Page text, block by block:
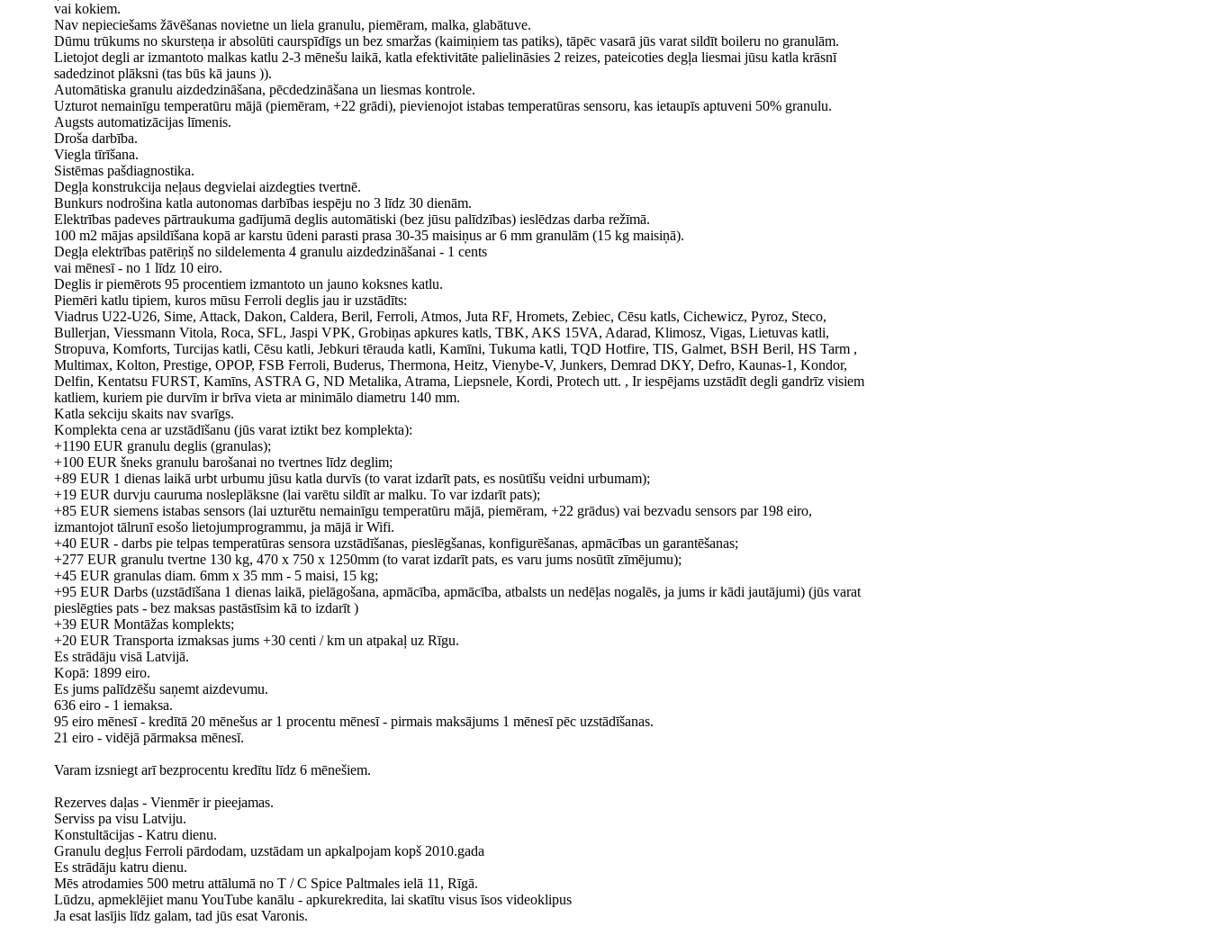
vai kokiem.
Nav nepieciešams žāvēšanas novietne un liela granulu, piemēram, malka, glabātuve.
Dūmu trūkums no skursteņa ir absolūti caurspīdīgs un bez smaržas (kaimiņiem tas patiks), tāpēc vasarā jūs varat sildīt boileru no granulām.
Lietojot degli ar izmantoto malkas katlu 2-3 mēnešu laikā, katla efektivitāte palielināsies 2 reizes, pateicoties degļa liesmai jūsu katla krāsnī
sadedzinot plāksni (tas būs kā jauns )).
Automātiska granulu aizdedzināšana, pēcdedzināšana un liesmas kontrole.
Uzturot nemainīgu temperatūru mājā (piemēram, +22 grādi), pievienojot istabas temperatūras sensoru, kas ietaupīs aptuveni 50% granulu.
Augsts automatizācijas līmenis.
Droša darbība.
Viegla tīrīšana.
Sistēmas pašdiagnostika.
Degļa konstrukcija neļaus degvielai aizdegties tvertnē.
Bunkurs nodrošina katla autonomas darbības iespēju no 3 līdz 30 dienām.
Elektrības padeves pārtraukuma gadījumā deglis automātiski (bez jūsu palīdzības) ieslēdzas darba režīmā.
100 m2 mājas apsildīšana kopā ar karstu ūdeni parasti prasa 30-35 maisiņus ar 6 mm granulām (15 kg maisiņā).
Degļa elektrības patēriņš no sildelementa 4 granulu aizdedzināšanai - 1 cents
vai mēnesī - no 1 līdz 10 eiro.
Deglis ir piemērots 95 procentiem izmantoto un jauno koksnes katlu.
Piemēri katlu tipiem, kuros mūsu Ferroli deglis jau ir uzstādīts:
Viadrus U22-U26, Sime, Attack, Dakon, Caldera, Beril, Ferroli, Atmos, Juta RF, Hromets, Zebiec, Cēsu katls, Cichewicz, Pyroz, Steco,
Bullerjan, Viessmann Vitola, Roca, SFL, Jaspi VPK, Grobiņas apkures katls, TBK, AKS 15VA, Adarad, Klimosz, Vigas, Lietuvas katli,
Stropuva, Komforts, Turcijas katli, Cēsu katli, Jebkuri tērauda katli, Kamīni, Tukuma katli, TQD Hotfire, TIS, Galmet, BSH Beril, HS Tarm ,
Multimax, Kolton, Prestige, OPOP, FSB Ferroli, Buderus, Thermona, Heitz, Vienybe-V, Junkers, Demrad DKY, Defro, Kaunas-1, Kondor,
Delfin, Kentatsu FURST, Kamīns, ASTRA G, ND Metalika, Atrama, Liepsnele, Kordi, Protech utt. , Ir iespējams uzstādīt degli gandrīz visiem
katliem, kuriem pie durvīm ir brīva vieta ar minimālo diametru 140 mm.
Katla sekciju skaits nav svarīgs.
Komplekta cena ar uzstādīšanu (jūs varat iztikt bez komplekta):
+1190 EUR granulu deglis (granulas);
+100 EUR šneks granulu barošanai no tvertnes līdz deglim;
+89 EUR 1 dienas laikā urbt urbumu jūsu katla durvīs (to varat izdarīt pats, es nosūtīšu veidni urbumam);
+19 EUR durvju cauruma nosleplāksne (lai varētu sildīt ar malku. To var izdarīt pats);
+85 EUR siemens istabas sensors (lai uzturētu nemainīgu temperatūru mājā, piemēram, +22 grādus) vai bezvadu sensors par 198 eiro,
izmantojot tālrunī esošo lietojumprogrammu, ja mājā ir Wifi.
+40 EUR - darbs pie telpas temperatūras sensora uzstādīšanas, pieslēgšanas, konfigurēšanas, apmācības un garantēšanas;
+277 EUR granulu tvertne 130 kg, 470 x 750 x 1250mm (to varat izdarīt pats, es varu jums nosūtīt zīmējumu);
+45 EUR granulas diam. 6mm x 35 mm - 5 maisi, 15 kg;
+95 EUR Darbs (uzstādīšana 1 dienas laikā, pielāgošana, apmācība, apmācība, atbalsts un nedēļas nogalēs, ja jums ir kādi jautājumi) (jūs varat
pieslēgties pats - bez maksas pastāstīsim kā to izdarīt )
+39 EUR Montāžas komplekts;
+20 EUR Transporta izmaksas jums +30 centi / km un atpakaļ uz Rīgu.
Es strādāju visā Latvijā.
Kopā: 1899 eiro.
Es jums palīdzēšu saņemt aizdevumu.
636 eiro - 1 iemaksa.
95 eiro mēnesī - kredītā 20 mēnešus ar 1 procentu mēnesī - pirmais maksājums 1 mēnesī pēc uzstādīšanas.
21 eiro - vidējā pārmaksa mēnesī.
Varam izsniegt arī bezprocentu kredītu līdz 6 mēnešiem.
Rezerves daļas - Vienmēr ir pieejamas.
Serviss pa visu Latviju.
Konstultācijas - Katru dienu.
Granulu degļus Ferroli pārdodam, uzstādam un apkalpojam kopš 2010.gada
Es strādāju katru dienu.
Mēs atrodamies 500 metru attālumā no T / C Spice Paltmales ielā 11, Rīgā.
Lūdzu, apmeklējiet manu YouTube kanālu - apkurekredita, lai skatītu visus īsos videoklipus
Ja esat lasījis līdz galam, tad jūs esat Varonis.